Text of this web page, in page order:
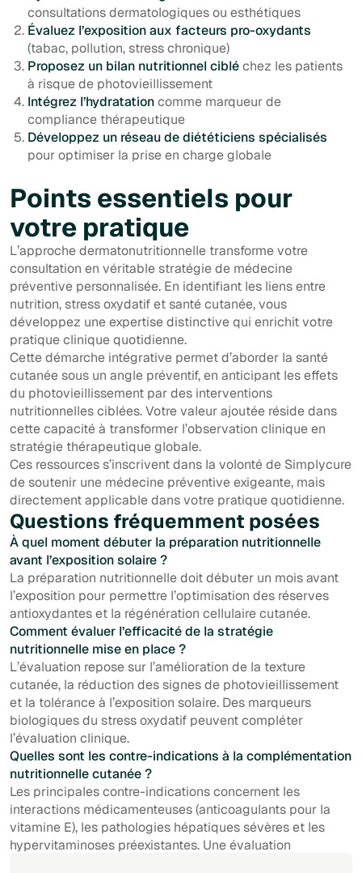
consultations dermatologiques ou esthétiques
Évaluez l’exposition aux facteurs pro-oxydants
(tabac, pollution, stress chronique)
Proposez un bilan nutritionnel cibléchez les patients
à risque de photovieillissement
Intégrez l’hydratationcomme marqueur de
compliance thérapeutique
Développez un réseau de diététiciens spécialisés
pour optimiser la prise en charge globale
Points essentiels pour
votre pratique
L’approche dermatonutritionnelle transforme votre
consultation en véritable stratégie de médecine
préventive personnalisée. En identifiant les liens entre
nutrition, stress oxydatif et santé cutanée, vous
développez une expertise distinctive qui enrichit votre
pratique clinique quotidienne.
Cette démarche intégrative permet d’aborder la santé
cutanée sous un angle préventif, en anticipant les effets
du photovieillissement par des interventions
nutritionnelles ciblées. Votre valeur ajoutée réside dans
cette capacité à transformer l’observation clinique en
stratégie thérapeutique globale.
Ces ressources s’inscrivent dans la volonté de Simplycure
de soutenir une médecine préventive exigeante, mais
directement applicable dans votre pratique quotidienne.
Questions fréquemment posées
À quel moment débuter la préparation nutritionnelle
avant l’exposition solaire ?
La préparation nutritionnelle doit débuter un mois avant
l’exposition pour permettre l’optimisation des réserves
antioxydantes et la régénération cellulaire cutanée.
Comment évaluer l’efficacité de la stratégie
nutritionnelle mise en place ?
L’évaluation repose sur l’amélioration de la texture
cutanée, la réduction des signes de photovieillissement
et la tolérance à l’exposition solaire. Des marqueurs
biologiques du stress oxydatif peuvent compléter
l’évaluation clinique.
Quelles sont les contre-indications à la complémentation
nutritionnelle cutanée ?
Les principales contre-indications concernent les
interactions médicamenteuses (anticoagulants pour la
vitamine E), les pathologies hépatiques sévères et les
hypervitaminoses préexistantes. Une évaluation